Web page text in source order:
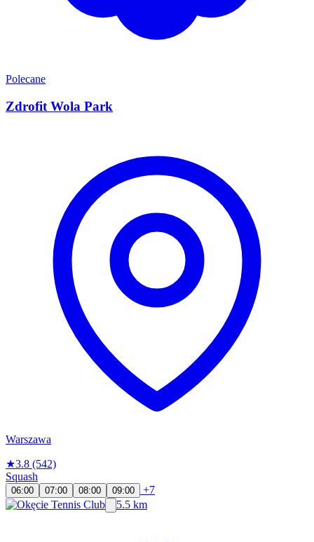
Polecane
Zdrofit Wola Park
Warszawa
★3.8 (542)
Squash
06:00 07:00 08:00 09:00
+7
5.5 km